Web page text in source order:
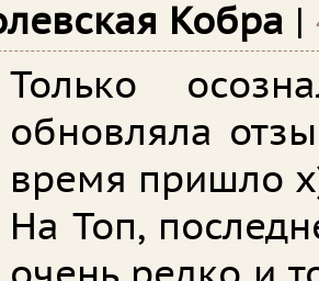
Кобра |
Только
обновляла
время пришло
На Топ,